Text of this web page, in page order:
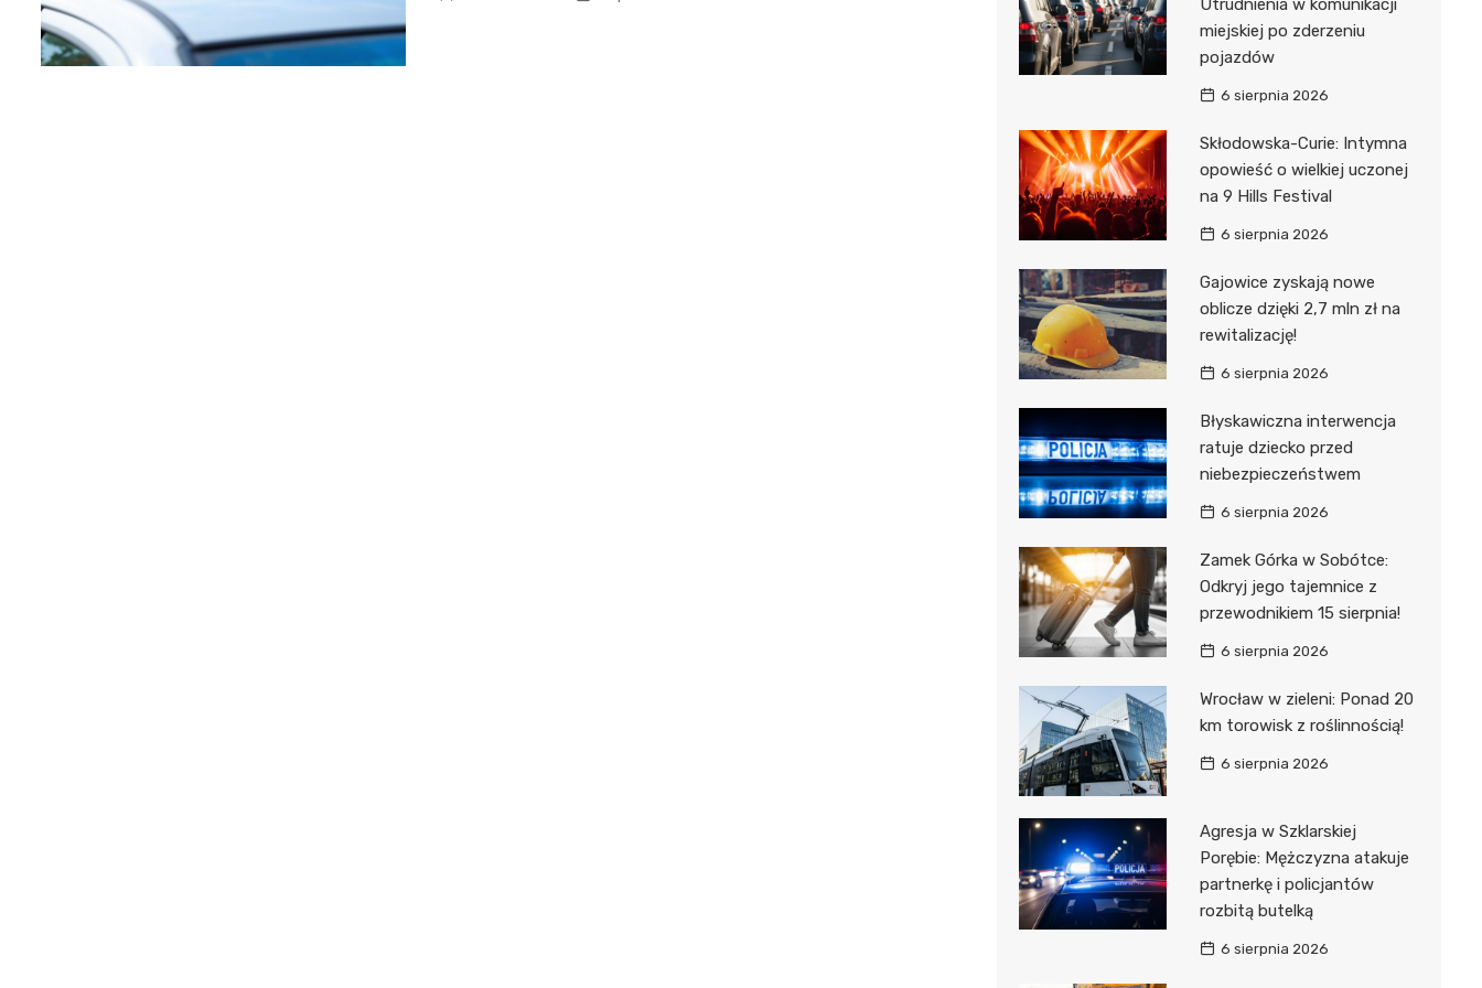
Utrudnienia w komunikacji
miejskiej po zderzeniu
pojazdów
6 sierpnia 2026
Skłodowska-Curie: Intymna
opowieść o wielkiej uczonej
na 9 Hills Festival
6 sierpnia 2026
Gajowice zyskają nowe
oblicze dzięki 2,7 mln zł na
rewitalizację!
6 sierpnia 2026
Błyskawiczna interwencja
ratuje dziecko przed
niebezpieczeństwem
6 sierpnia 2026
Zamek Górka w Sobótce:
Odkryj jego tajemnice z
przewodnikiem 15 sierpnia!
6 sierpnia 2026
Wrocław w zieleni: Ponad 20
km torowisk z roślinnością!
6 sierpnia 2026
Agresja w Szklarskiej
Porębie: Mężczyzna atakuje
partnerkę i policjantów
rozbitą butelką
6 sierpnia 2026